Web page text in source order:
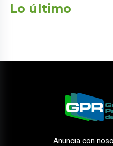
Lo último
Anuncia con